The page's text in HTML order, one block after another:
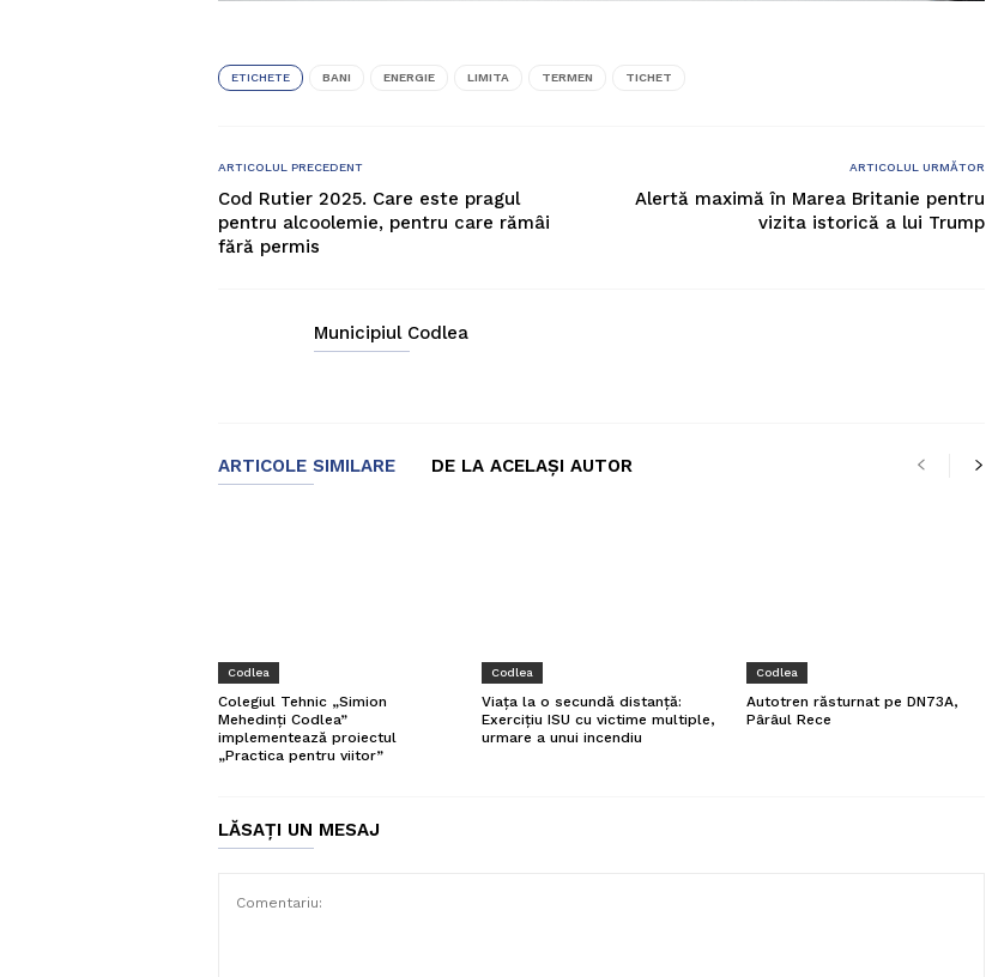
ETICHETE BANI ENERGIE LIMITA TERMEN TICHET
ARTICOLUL PRECEDENT
Cod Rutier 2025. Care este pragul
pentru alcoolemie, pentru care rămâi
fără permis
ARTICOLUL URMĂTOR
Alertă maximă în Marea Britanie pentru
vizita istorică a lui Trump
Municipiul Codlea
ARTICOLE SIMILARE DE LA ACELAȘI AUTOR
Codlea
Colegiul Tehnic „Simion
Mehedinți Codlea”
implementează proiectul
„Practica pentru viitor”
Codlea
Viața la o secundă distanță:
Exercițiu ISU cu victime multiple,
urmare a unui incendiu
Codlea
Autotren răsturnat pe DN73A,
Pârâul Rece
LĂSAȚI UN MESAJ